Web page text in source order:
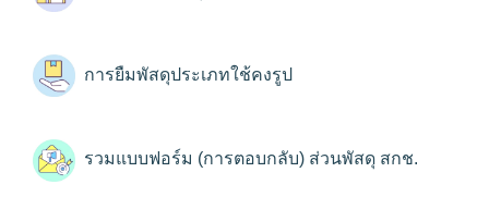
การยืมพัสดุประเภทใช้คงรูป
รวมแบบฟอร์ม (การตอบกลับ) ส่วนพัสดุ สกช.